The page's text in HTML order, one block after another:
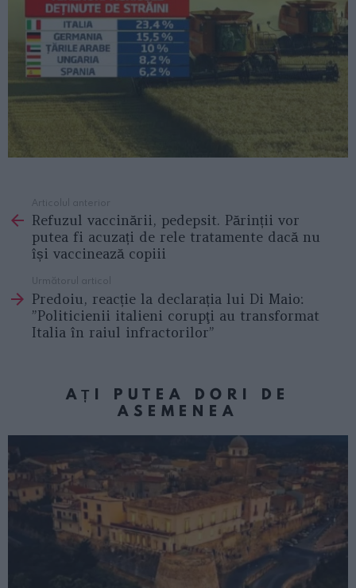
more
Articolul anterior
Refuzul vaccinării, pedepsit. Părinții vor
putea fi acuzați de rele tratamente dacă nu
își vaccinează copiii
Următorul articol
Predoiu, reacție la declarația lui Di Maio:
”Politicienii italieni corupţi au transformat
Italia în raiul infractorilor”
AȚI PUTEA DORI DE
ASEMENEA